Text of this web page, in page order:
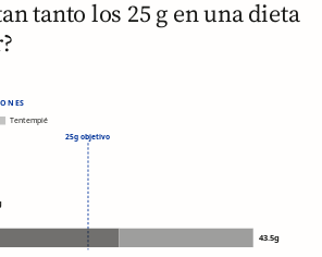
tanto los 25 g en una dieta